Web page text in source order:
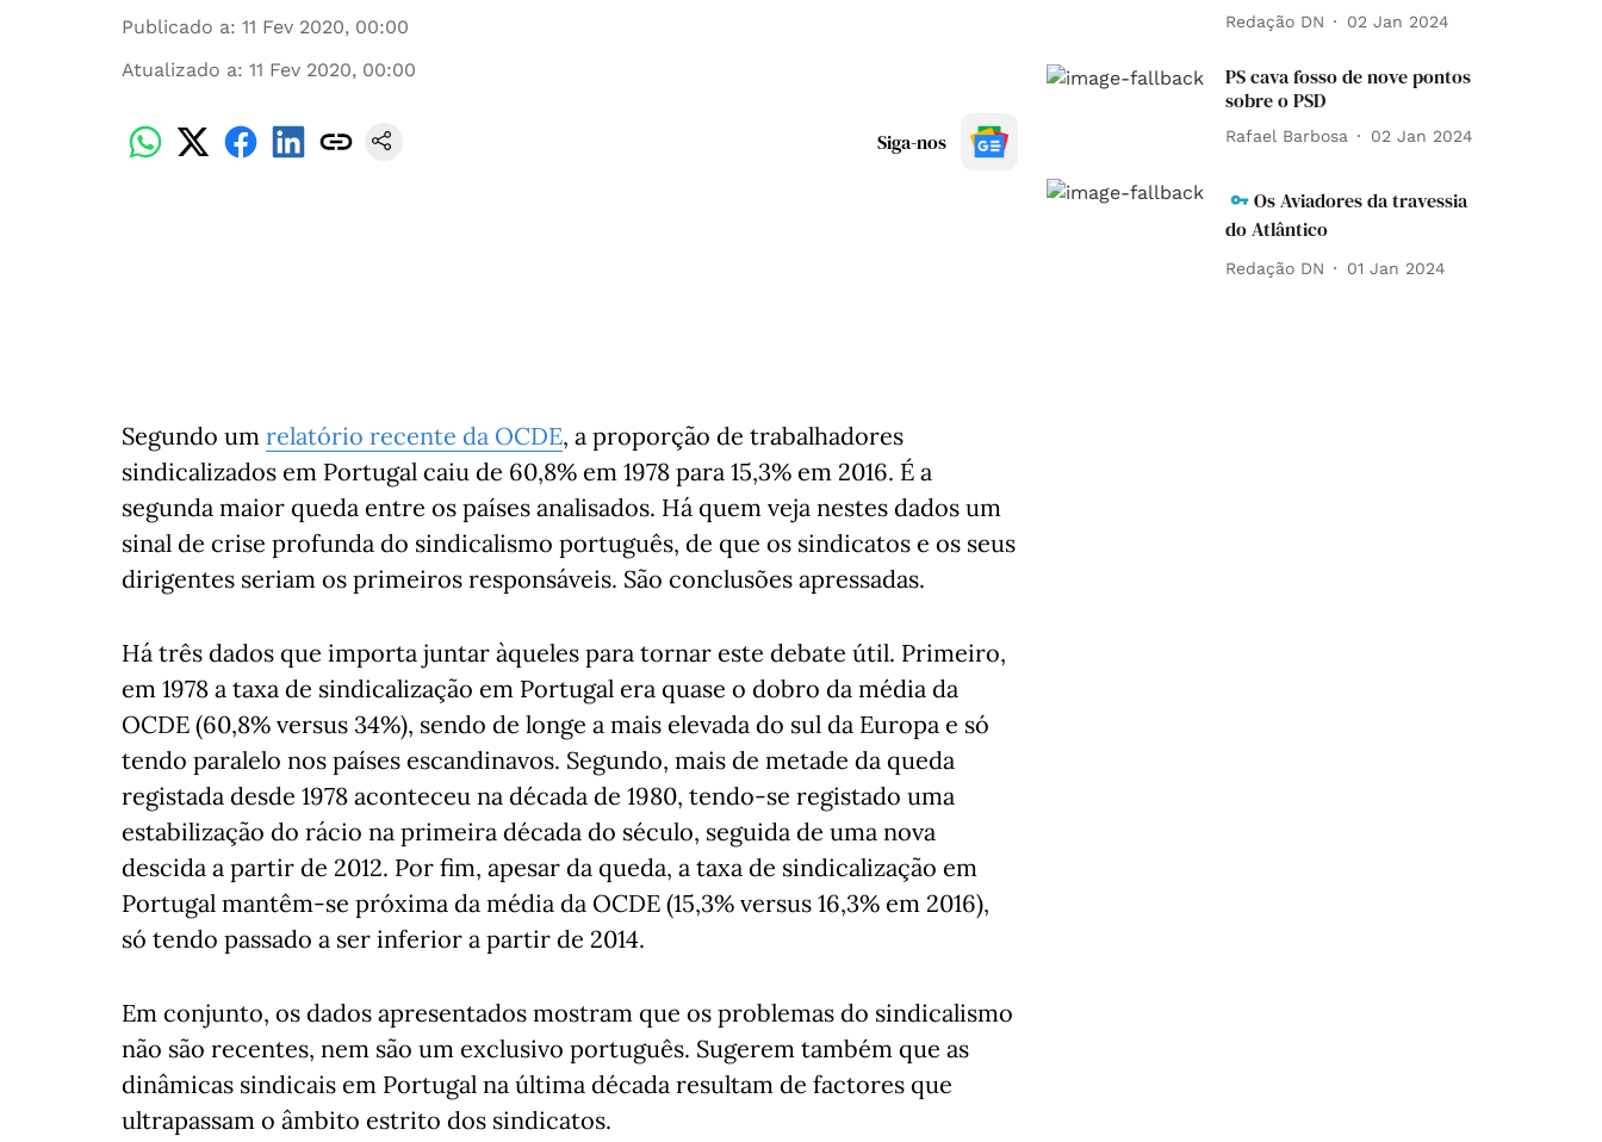
Publicado a: 11 Fev 2020, 00:00
Atualizado a: 11 Fev 2020, 00:00
Siga-nos
Segundo um relatório recente da OCDE, a proporção de trabalhadores
sindicalizados em Portugal caiu de 60,8% em 1978 para 15,3% em 2016. É a
segunda maior queda entre os países analisados. Há quem veja nestes dados um
sinal de crise profunda do sindicalismo português, de que os sindicatos e os seus
dirigentes seriam os primeiros responsáveis. São conclusões apressadas.
Há três dados que importa juntar àqueles para tornar este debate útil. Primeiro,
em 1978 a taxa de sindicalização em Portugal era quase o dobro da média da
OCDE (60,8% versus 34%), sendo de longe a mais elevada do sul da Europa e só
tendo paralelo nos países escandinavos. Segundo, mais de metade da queda
registada desde 1978 aconteceu na década de 1980, tendo-se registado uma
estabilização do rácio na primeira década do século, seguida de uma nova
descida a partir de 2012. Por fim, apesar da queda, a taxa de sindicalização em
Portugal mantêm-se próxima da média da OCDE (15,3% versus 16,3% em 2016),
só tendo passado a ser inferior a partir de 2014.
Em conjunto, os dados apresentados mostram que os problemas do sindicalismo
não são recentes, nem são um exclusivo português. Sugerem também que as
dinâmicas sindicais em Portugal na última década resultam de factores que
ultrapassam o âmbito estrito dos sindicatos.
Redação DN 02 Jan 2024
PS cava fosso de nove pontos
sobre o PSD
Rafael Barbosa 02 Jan 2024
Os Aviadores da travessia
do Atlântico
Redação DN 01 Jan 2024